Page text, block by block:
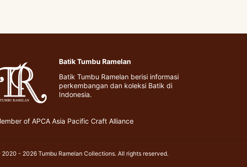
Batik Tumbu Ramelan
Batik Tumbu Ramelan berisi informasi
perkembangan dan koleksi Batik di
Indonesia.
of APCA Asia Pacific Craft Alliance
- 2026 Tumbu Ramelan Collections. All rights reserved.